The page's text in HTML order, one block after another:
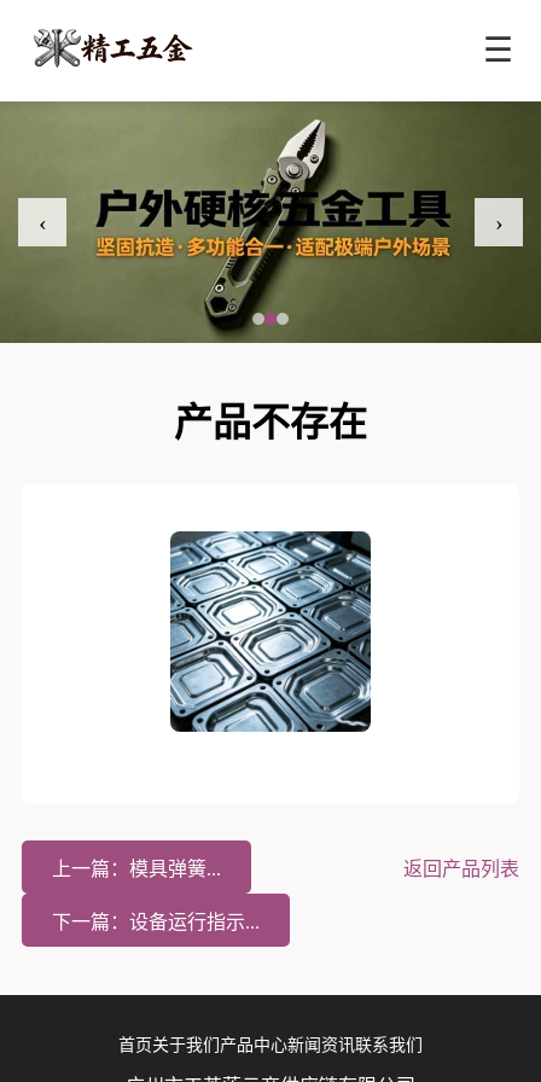
☰
‹ ›
产品不存在
上一篇：模具弹簧... 返回产品列表
下一篇：设备运行指示...
首页 关于我们 产品中心新闻资讯联系我们